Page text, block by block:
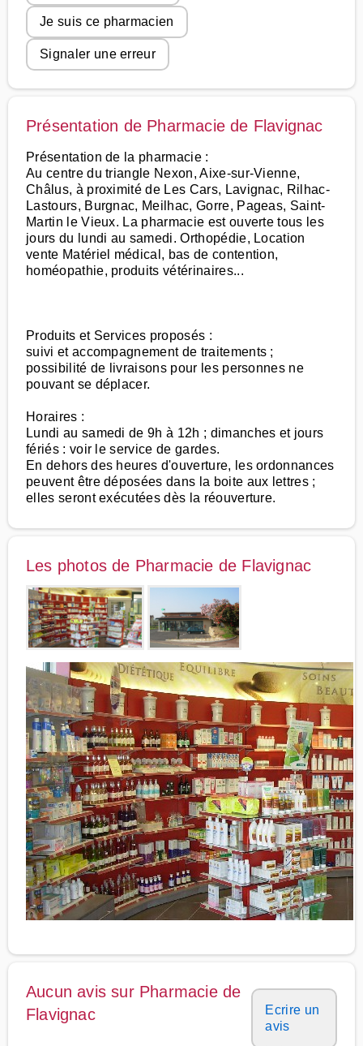
Je suis ce pharmacien
Signaler une erreur
Présentation de Pharmacie de Flavignac
Présentation de la pharmacie :
Au centre du triangle Nexon, Aixe-sur-Vienne,
Châlus, à proximité de Les Cars, Lavignac, Rilhac-
Lastours, Burgnac, Meilhac, Gorre, Pageas, Saint-
Martin le Vieux. La pharmacie est ouverte tous les
jours du lundi au samedi. Orthopédie, Location
vente Matériel médical, bas de contention,
homéopathie, produits vétérinaires...
Produits et Services proposés :
suivi et accompagnement de traitements ;
possibilité de livraisons pour les personnes ne
pouvant se déplacer.
Horaires :
Lundi au samedi de 9h à 12h ; dimanches et jours
fériés : voir le service de gardes.
En dehors des heures d'ouverture, les ordonnances
peuvent être déposées dans la boite aux lettres ;
elles seront exécutées dès la réouverture.
Les photos de Pharmacie de Flavignac
Aucun avis sur Pharmacie de
Flavignac
Ecrire un
avis